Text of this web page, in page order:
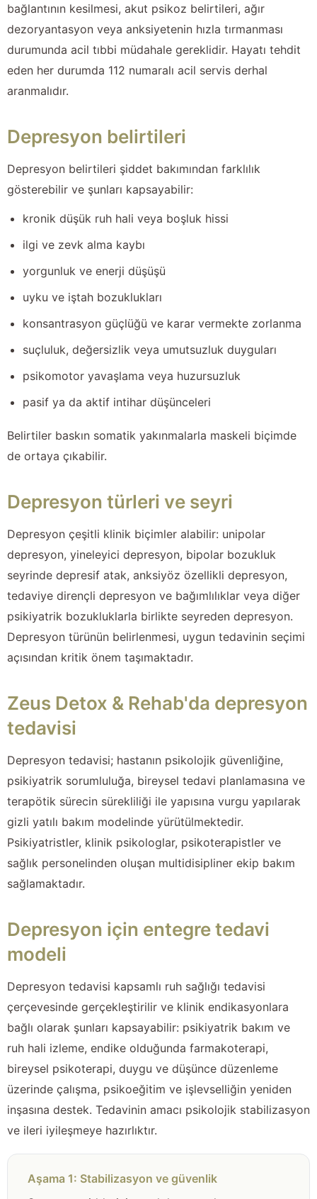
bağlantının kesilmesi, akut psikoz belirtileri, ağır
dezoryantasyon veya anksiyetenin hızla tırmanması
durumunda acil tıbbi müdahale gereklidir. Hayatı tehdit
eden her durumda 112 numaralı acil servis derhal
aranmalıdır.
Depresyon belirtileri
Depresyon belirtileri şiddet bakımından farklılık
gösterebilir ve şunları kapsayabilir:
kronik düşük ruh hali veya boşluk hissi
ilgi ve zevk alma kaybı
yorgunluk ve enerji düşüşü
uyku ve iştah bozuklukları
konsantrasyon güçlüğü ve karar vermekte zorlanma
suçluluk, değersizlik veya umutsuzluk duyguları
psikomotor yavaşlama veya huzursuzluk
pasif ya da aktif intihar düşünceleri
Belirtiler baskın somatik yakınmalarla maskeli biçimde
de ortaya çıkabilir.
Depresyon türleri ve seyri
Depresyon çeşitli klinik biçimler alabilir: unipolar
depresyon, yineleyici depresyon, bipolar bozukluk
seyrinde depresif atak, anksiyöz özellikli depresyon,
tedaviye dirençli depresyon ve bağımlılıklar veya diğer
psikiyatrik bozukluklarla birlikte seyreden depresyon.
Depresyon türünün belirlenmesi, uygun tedavinin seçimi
açısından kritik önem taşımaktadır.
Zeus Detox & Rehab'da depresyon
tedavisi
Depresyon tedavisi; hastanın psikolojik güvenliğine,
psikiyatrik sorumluluğa, bireysel tedavi planlamasına ve
terapötik sürecin sürekliliği ile yapısına vurgu yapılarak
gizli yatılı bakım modelinde yürütülmektedir.
Psikiyatristler, klinik psikologlar, psikoterapistler ve
sağlık personelinden oluşan multidisipliner ekip bakım
sağlamaktadır.
Depresyon için entegre tedavi
modeli
Depresyon tedavisi kapsamlı ruh sağlığı tedavisi
çerçevesinde gerçekleştirilir ve klinik endikasyonlara
bağlı olarak şunları kapsayabilir: psikiyatrik bakım ve
ruh hali izleme, endike olduğunda farmakoterapi,
bireysel psikoterapi, duygu ve düşünce düzenleme
üzerinde çalışma, psikoeğitim ve işlevselliğin yeniden
inşasına destek. Tedavinin amacı psikolojik stabilizasyon
ve ileri iyileşmeye hazırlıktır.
Aşama 1: Stabilizasyon ve güvenlik